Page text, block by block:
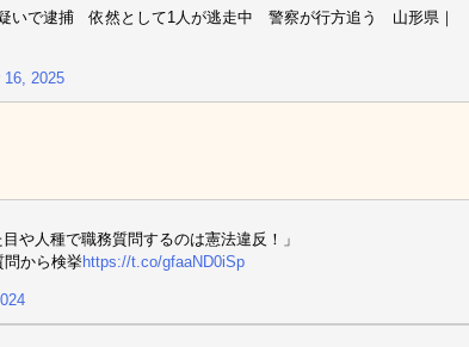
いで逮捕 依然として1人が逃走中 警察が行方追う 山形県｜
16, 2025
や人種で職務質問するのは憲法違反！」
から検挙https://t.co/gfaaND0iSp